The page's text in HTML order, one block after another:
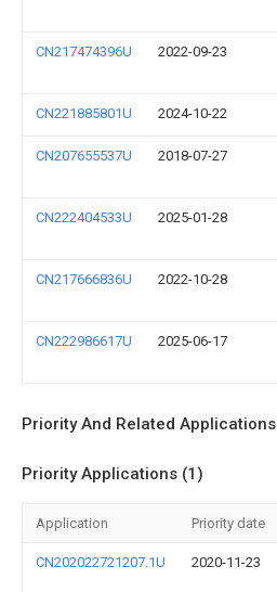
CN217474396U 2022-09-23
CN221885801U 2024-10-22
CN207655537U 2018-07-27
CN222404533U 2025-01-28
CN217666836U 2022-10-28
CN222986617U 2025-06-17
Priority And Related Applications
Priority Applications (1)
Application Priority date
CN202022721207.1U 2020-11-23